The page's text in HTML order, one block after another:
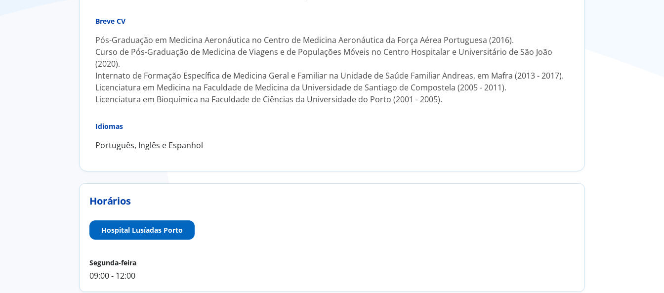
Breve CV
Pós-Graduação em Medicina Aeronáutica no Centro de Medicina Aeronáutica da Força Aérea Portuguesa (2016).
Curso de Pós-Graduação de Medicina de Viagens e de Populações Móveis no Centro Hospitalar e Universitário de São João
(2020).
Internato de Formação Específica de Medicina Geral e Familiar na Unidade de Saúde Familiar Andreas, em Mafra (2013 - 2017).
Licenciatura em Medicina na Faculdade de Medicina da Universidade de Santiago de Compostela (2005 - 2011).
Licenciatura em Bioquímica na Faculdade de Ciências da Universidade do Porto (2001 - 2005).
Idiomas
Português, Inglês e Espanhol
Horários
Hospital Lusíadas Porto
Segunda-feira
09:00 - 12:00